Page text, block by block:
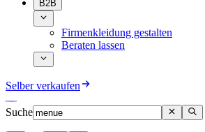
B2B
Firmenkleidung gestalten
Beraten lassen
Selber verkaufen
Suche